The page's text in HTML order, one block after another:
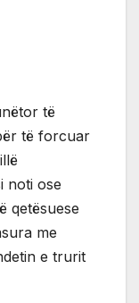
të
të forcuar
noti ose
qetësuese
me
e trurit